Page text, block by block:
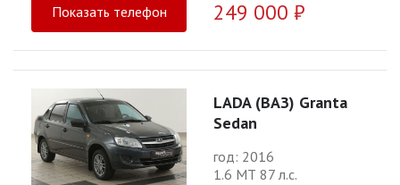
Показать телефон 249 000 ₽
LADA (ВАЗ) Granta
Sedan
год: 2016
1.6 МТ 87 л.с.